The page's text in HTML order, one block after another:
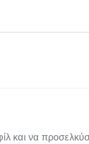
και να